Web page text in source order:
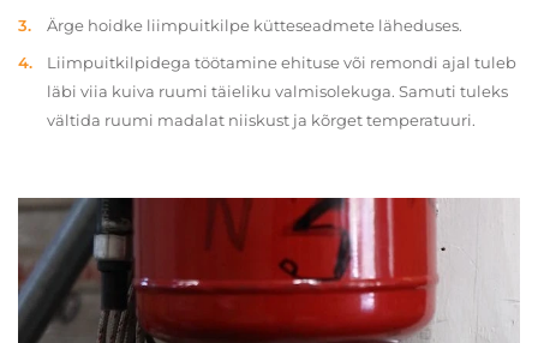
Ärge hoidke liimpuitkilpe kütteseadmete läheduses.
Liimpuitkilpidega töötamine ehituse või remondi ajal tuleb
läbi viia kuiva ruumi täieliku valmisolekuga. Samuti tuleks
vältida ruumi madalat niiskust ja kõrget temperatuuri.